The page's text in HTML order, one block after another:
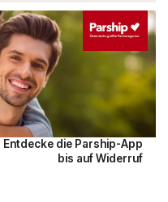
Entdecke die Parship-App
bis auf Widerruf